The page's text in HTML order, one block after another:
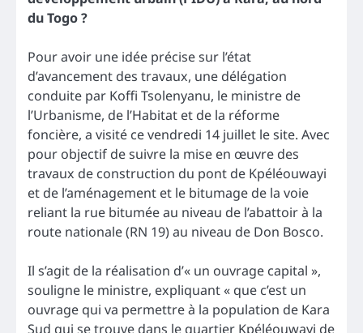
du Togo ?
Pour avoir une idée précise sur l’état
d’avancement des travaux, une délégation
conduite par Koffi Tsolenyanu, le ministre de
l’Urbanisme, de l’Habitat et de la réforme
foncière, a visité ce vendredi 14 juillet le site. Avec
pour objectif de suivre la mise en œuvre des
travaux de construction du pont de Kpéléouwayi
et de l’aménagement et le bitumage de la voie
reliant la rue bitumée au niveau de l’abattoir à la
route nationale (RN 19) au niveau de Don Bosco.
Il s’agit de la réalisation d’« un ouvrage capital »,
souligne le ministre, expliquant « que c’est un
ouvrage qui va permettre à la population de Kara
Sud qui se trouve dans le quartier Kpéléouwayi de